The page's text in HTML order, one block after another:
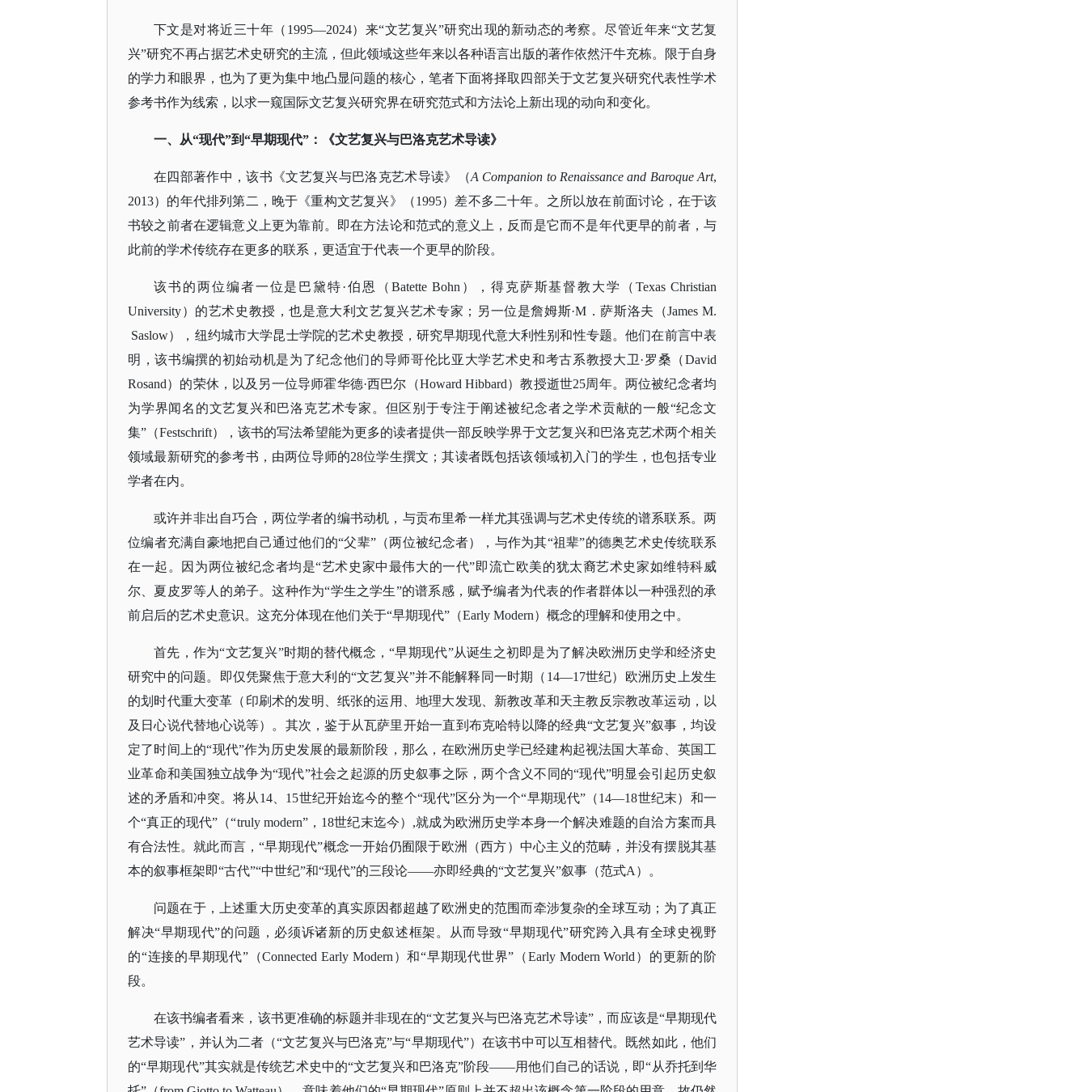
下文是对将近三十年（ 1995—2024）来“文艺复兴”研究出现的新动态的考察。尽管近年来“文艺复
兴”研究不再占据艺术史研究的主流，但此领域这些年来以各种语言出版的著作依然汗牛充栋。限于自身
的学力和眼界，也为了更为集中地凸显问题的核心，笔者下面将择取四部关于文艺复兴研究代表性学术
参考书作为线索，以求一窥国际文艺复兴研究界在研究范式和方法论上新出现的动向和变化。
一、从“现代”到“早期现代”：《文艺复兴与巴洛克艺术导读》
在四部著作中，该书《文艺复兴与巴洛克艺术导读》（A Companion to Renaissance and Baroque Art,
2013）的年代排列第二，晚于《重构文艺复兴》（1995）差不多二十年。之所以放在前面讨论，在于该
书较之前者在逻辑意义上更为靠前。即在方法论和范式的意义上，反而是它而不是年代更早的前者，与
此前的学术传统存在更多的联系，更适宜于代表一个更早的阶段。
该书的两位编者一位是巴黛特·伯恩（Batette Bohn），得克萨斯基督教大学（Texas Christian
University）的艺术史教授，也是意大利文艺复兴艺术专家；另一位是詹姆斯·M．萨斯洛夫（James M.
Saslow），纽约城市大学昆士学院的艺术史教授，研究早期现代意大利性别和性专题。他们在前言中表
明，该书编撰的初始动机是为了纪念他们的导师哥伦比亚大学艺术史和考古系教授大卫·罗桑（David
Rosand）的荣休，以及另一位导师霍华德·西巴尔（Howard Hibbard）教授逝世25周年。两位被纪念者均
为学界闻名的文艺复兴和巴洛克艺术专家。但区别于专注于阐述被纪念者之学术贡献的一般“纪念文
集”（Festschrift），该书的写法希望能为更多的读者提供一部反映学界于文艺复兴和巴洛克艺术两个相关
领域最新研究的参考书，由两位导师的28位学生撰文；其读者既包括该领域初入门的学生，也包括专业
学者在内。
或许并非出自巧合，两位学者的编书动机，与贡布里希一样尤其强调与艺术史传统的谱系联系。两
位编者充满自豪地把自己通过他们的“父辈”（两位被纪念者），与作为其“祖辈”的德奥艺术史传统联系
在一起。因为两位被纪念者均是“艺术史家中最伟大的一代”即流亡欧美的犹太裔艺术史家如维特科威
尔、夏皮罗等人的弟子。这种作为“学生之学生”的谱系感，赋予编者为代表的作者群体以一种强烈的承
前启后的艺术史意识。这充分体现在他们关于“早期现代”（Early Modern）概念的理解和使用之中。
首先，作为“文艺复兴”时期的替代概念，“早期现代”从诞生之初即是为了解决欧洲历史学和经济史
研究中的问题。即仅凭聚焦于意大利的“文艺复兴”并不能解释同一时期（14—17世纪）欧洲历史上发生
的划时代重大变革（印刷术的发明、纸张的运用、地理大发现、新教改革和天主教反宗教改革运动，以
及日心说代替地心说等）。其次，鉴于从瓦萨里开始一直到布克哈特以降的经典“文艺复兴”叙事，均设
定了时间上的“现代”作为历史发展的最新阶段，那么，在欧洲历史学已经建构起视法国大革命、英国工
业革命和美国独立战争为“现代”社会之起源的历史叙事之际，两个含义不同的“现代”明显会引起历史叙
述的矛盾和冲突。将从14、15世纪开始迄今的整个“现代”区分为一个“早期现代”（14—18世纪末）和一
个“真正的现代”（“truly modern”，18世纪末迄今）,就成为欧洲历史学本身一个解决难题的自洽方案而具
有合法性。就此而言，“早期现代”概念一开始仍囿限于欧洲（西方）中心主义的范畴，并没有摆脱其基
本的叙事框架即“古代”“中世纪”和“现代”的三段论——亦即经典的“文艺复兴”叙事（范式A）。
问题在于，上述重大历史变革的真实原因都超越了欧洲史的范围而牵涉复杂的全球互动；为了真正
解决“早期现代”的问题，必须诉诸新的历史叙述框架。从而导致“早期现代”研究跨入具有全球史视野
的“连接的早期现代”（Connected Early Modern）和“早期现代世界”（Early Modern World）的更新的阶
段。
在该书编者看来，该书更准确的标题并非现在的“文艺复兴与巴洛克艺术导读”，而应该是“早期现代
艺术导读”，并认为二者（“文艺复兴与巴洛克”与“早期现代”）在该书中可以互相替代。既然如此，他们
的“早期现代”其实就是传统艺术史中的“文艺复兴和巴洛克”阶段——用他们自己的话说，即“从乔托到华